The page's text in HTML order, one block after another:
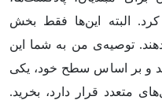
البته این‌ها فقط بخش
توصیه‌ی من به شما این
و بر اساس سطح خود، یکی
متعدد قرار دارد، بخرید.